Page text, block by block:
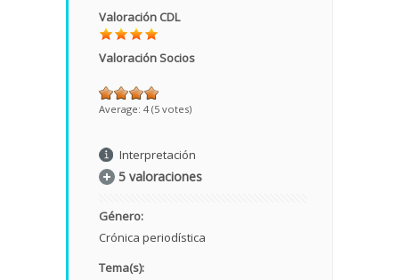
Valoración CDL
Valoración Socios
Average: 4 (5 votes)
Interpretación
5 valoraciones
Género:
Crónica periodística
Tema(s):